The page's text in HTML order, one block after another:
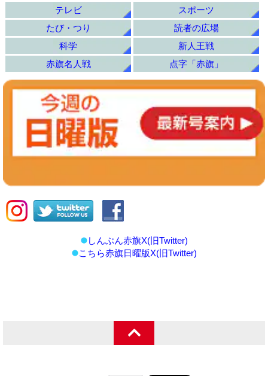
テレビ
スポーツ
たび・つり
読者の広場
科学
新人王戦
赤旗名人戦
点字「赤旗」
しんぶん赤旗X(旧Twitter)
こちら赤旗日曜版X(旧Twitter)